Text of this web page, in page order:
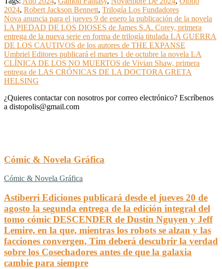
2024, Robert Jackson Bennett, Trilogía Los Fundadores
Navegación
de
entradas
Nova anuncia para el jueves 9 de enero la publicación de la novela
LA PIEDAD DE LOS DIOSES de James S.A. Corey, primera
entrega de la nueva serie en forma de trilogía titulada LA GUERRA
DE LOS CAUTIVOS de los autores de THE EXPANSE
Umbriel Editores publicará el martes 1 de octubre la novela LA
CLÍNICA DE LOS NO MUERTOS de Vivian Shaw, primera
entrega de LAS CRÓNICAS DE LA DOCTORA GRETA
HELSING
¿Quieres contactar con nosotros por correo electrónico? Escríbenos
a distopolis@gmail.com
Cómic & Novela Gráfica
Cómic & Novela Gráfica
Astiberri Ediciones publicará desde el jueves 20 de
agosto la segunda entrega de la edición integral del
tomo cómic DESCENDER de Dustin Nguyen y Jeff
Lemire, en la que, mientras los robots se alzan y las
facciones convergen, Tim deberá descubrir la verdad
sobre los Cosechadores antes de que la galaxia
cambie para siempre